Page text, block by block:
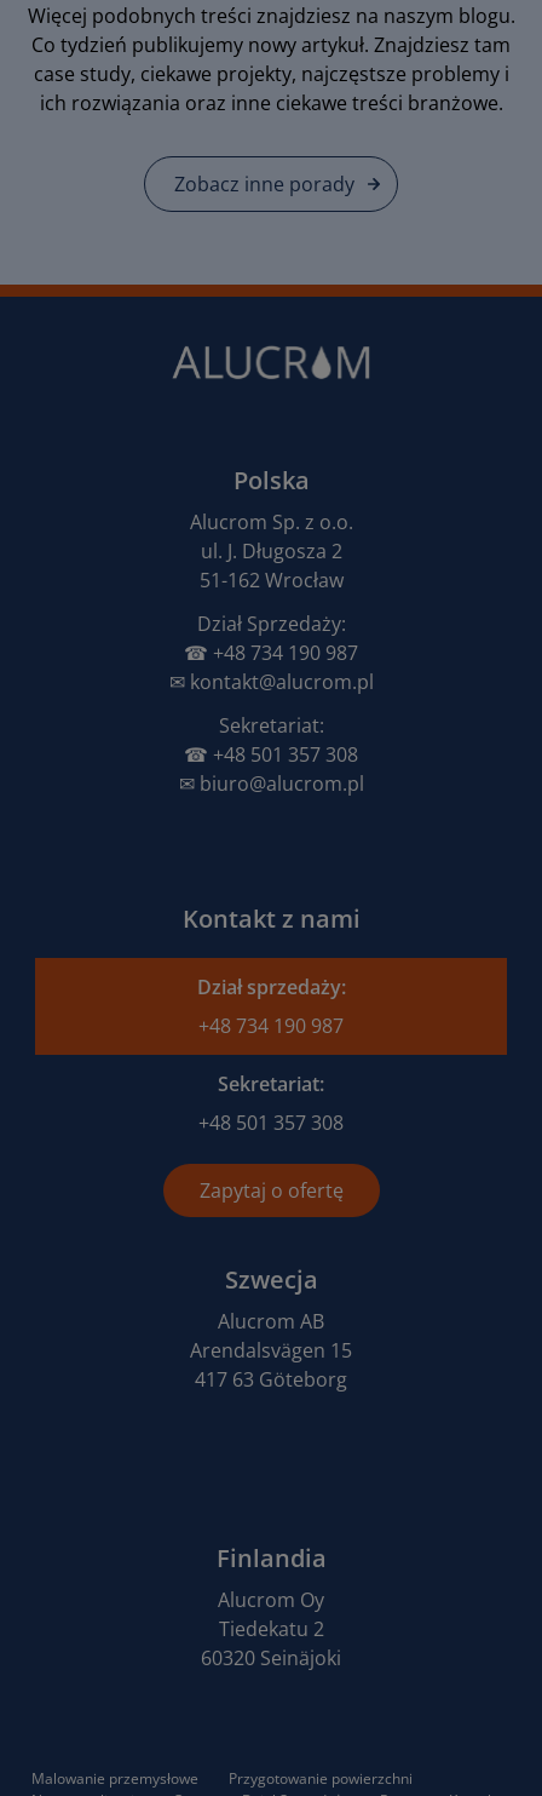
Więcej podobnych treści znajdziesz na naszym blogu.
Co tydzień publikujemy nowy artykuł. Znajdziesz tam
case study, ciekawe projekty, najczęstsze problemy i
ich rozwiązania oraz inne ciekawe treści branżowe.
Zobacz inne porady
Polska
Alucrom Sp. z o.o.
ul. J. Długosza 2
51-162 Wrocław
Dział Sprzedaży:
☎︎ +48 734 190 987
✉︎ kontakt@alucrom.pl
Sekretariat:
☎︎ +48 501 357 308
✉︎ biuro@alucrom.pl
Szwecja
Alucrom AB
Arendalsvägen 15
417 63 Göteborg
Finlandia
Alucrom Oy
Tiedekatu 2
60320 Seinäjoki
Kontakt z nami
Dział sprzedaży:
+48 734 190 987
Sekretariat:
+48 501 357 308
Zapytaj o ofertę
Malowanie przemysłowe
Przygotowanie powierzchni